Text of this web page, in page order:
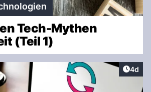
Tech-Mythen
(Teil 1)
4d